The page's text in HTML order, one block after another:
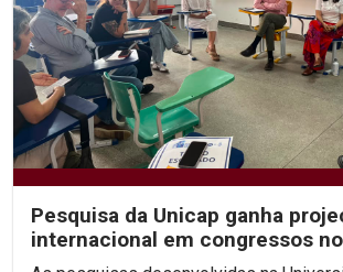
Pesquisa da Unicap ganha
internacional em congressos
México